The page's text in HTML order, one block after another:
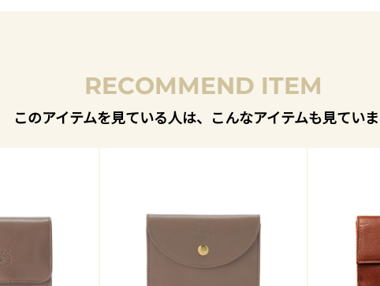
RECOMMEND ITEM
このアイテムを見ている人は、こんなアイテムも見てい